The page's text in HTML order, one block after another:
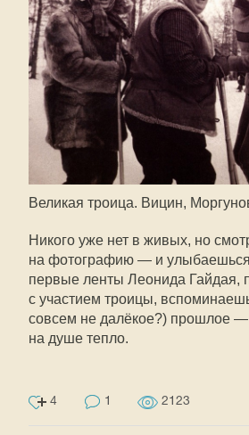
Великая троица. Вицин,
Никого уже нет в живых, но
на фотографию — и
первые ленты Леонида
с участием троицы,
совсем не далёкое?) прошлое —
на душе тепло.
4 1 2123